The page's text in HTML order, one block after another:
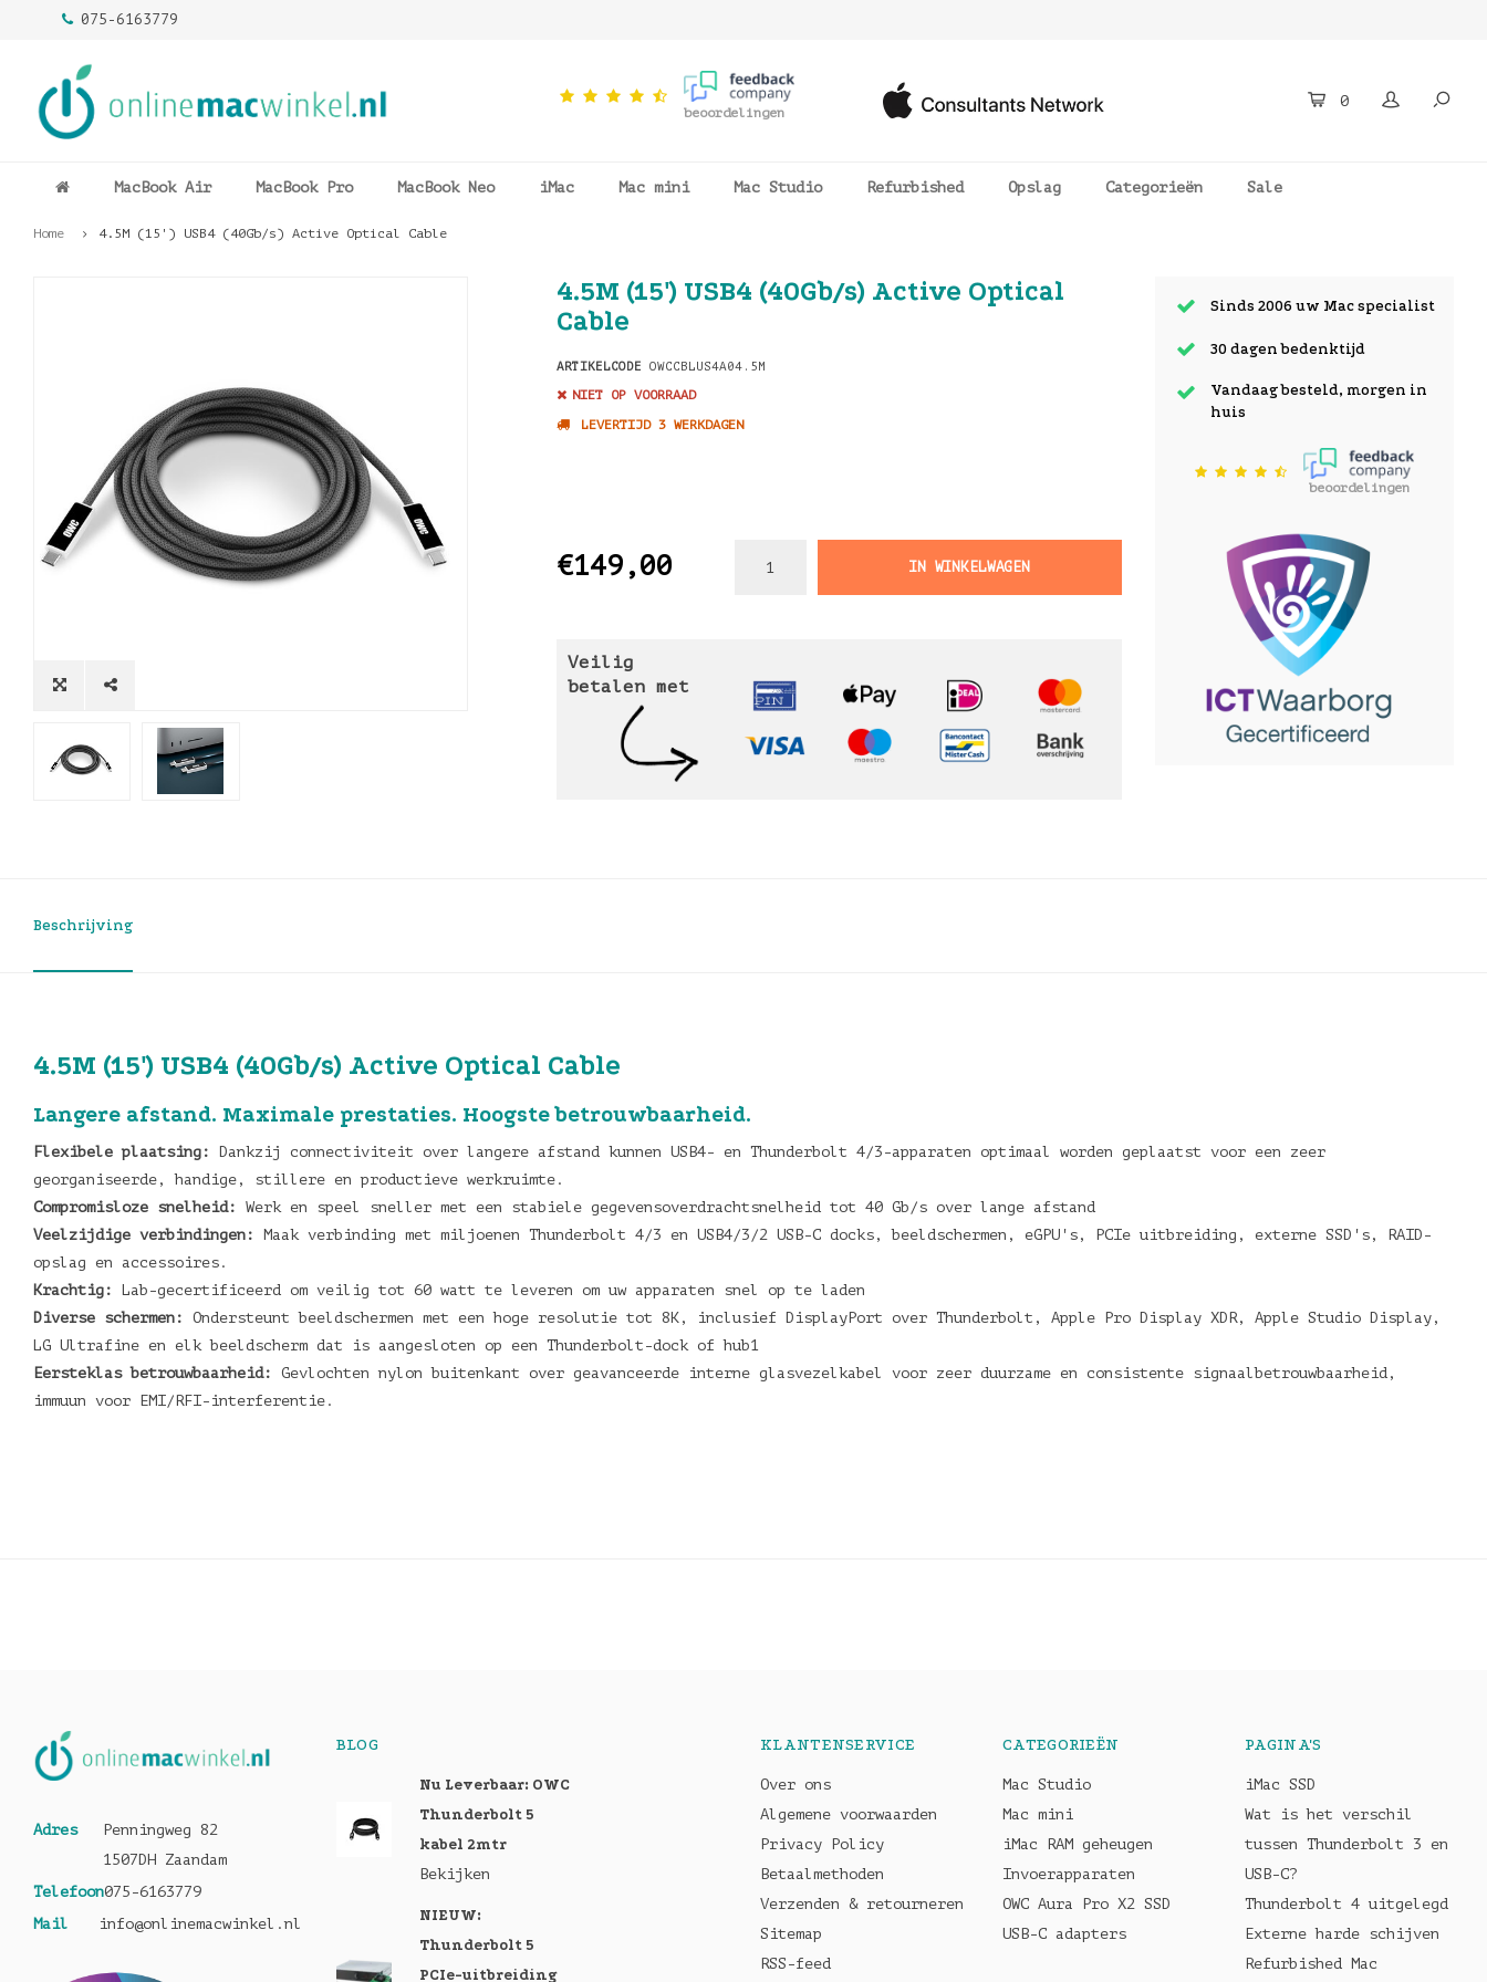
075-6163779
beoordelingen
0
MacBook Air MacBook Pro MacBook Neo iMac Mac mini Mac Studio Refurbished Opslag Categorieën Sale
Home 4.5M (15') USB4 (40Gb/s) Active Optical Cable
4.5M (15') USB4 (40Gb/s) Active Optical
Cable
ARTIKELCODE OWCCBLUS4A04.5M
NIET OP VOORRAAD
LEVERTIJD 3 WERKDAGEN
€149,00 IN WINKELWAGEN
Veilig
betalen met
Sinds 2006 uw Mac specialist
30 dagen bedenktijd
Vandaag besteld, morgen in
huis
beoordelingen
Beschrijving
4.5M (15') USB4 (40Gb/s) Active Optical Cable
Langere afstand. Maximale prestaties. Hoogste betrouwbaarheid.
Flexibele plaatsing:
Dankzij connectiviteit over langere afstand kunnen USB4- en Thunderbolt 4/3-apparaten optimaal worden geplaatst voor een zeer
georganiseerde, handige, stillere en productieve werkruimte.
Compromisloze snelheid:
Werk en speel sneller met een stabiele gegevensoverdrachtsnelheid tot 40 Gb/s over lange afstand
Veelzijdige verbindingen:
Maak verbinding met miljoenen Thunderbolt 4/3 en USB4/3/2 USB-C docks, beeldschermen, eGPU's, PCIe uitbreiding, externe SSD's, RAID-
opslag en accessoires.
Krachtig:
Lab-gecertificeerd om veilig tot 60 watt te leveren om uw apparaten snel op te laden
Diverse schermen:
Ondersteunt beeldschermen met een hoge resolutie tot 8K, inclusief DisplayPort over Thunderbolt, Apple Pro Display XDR, Apple Studio Display,
LG Ultrafine en elk beeldscherm dat is aangesloten op een Thunderbolt-dock of hub1
Eersteklas betrouwbaarheid:
Gevlochten nylon buitenkant over geavanceerde interne glasvezelkabel voor zeer duurzame en consistente signaalbetrouwbaarheid,
immuun voor EMI/RFI-interferentie.
Adres
Penningweg 82
1507DH Zaandam
Telefoon075-6163779
Mail
info@onlinemacwinkel.nl
BLOG
Nu Leverbaar: OWC
Thunderbolt 5
kabel 2mtr
Bekijken
NIEUW:
Thunderbolt 5
PCIe-uitbreiding
KLANTENSERVICE
Over ons
Algemene voorwaarden
Privacy Policy
Betaalmethoden
Verzenden & retourneren
Sitemap
RSS-feed
CATEGORIEËN
Mac Studio
Mac mini
iMac RAM geheugen
Invoerapparaten
OWC Aura Pro X2 SSD
USB-C adapters
PAGINA'S
iMac SSD
Wat is het verschil
tussen Thunderbolt 3 en
USB-C?
Thunderbolt 4 uitgelegd
Externe harde schijven
Refurbished Mac